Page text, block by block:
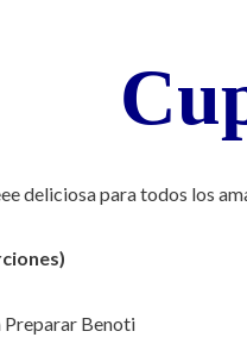
deliciosa para todos los
Preparar Benoti